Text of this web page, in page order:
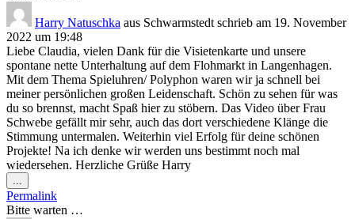
Harry Natuschka aus Schwarmstedt schrieb am 19. November
2022 um 19:48
Liebe Claudia, vielen Dank für die Visietenkarte und unsere
spontane nette Unterhaltung auf dem Flohmarkt in Langenhagen.
Mit dem Thema Spieluhren/ Polyphon waren wir ja schnell bei
meiner persönlichen großen Leidenschaft. Schön zu sehen für was
du so brennst, macht Spaß hier zu stöbern. Das Video über Frau
Schwebe gefällt mir sehr, auch das dort verschiedene Klänge die
Stimmung untermalen. Weiterhin viel Erfolg für deine schönen
Projekte! Na ich denke wir werden uns bestimmt noch mal
wiedersehen. Herzliche Grüße Harry
...
Metabox
ein-/ausblenden.
Permalink
Bitte warten …